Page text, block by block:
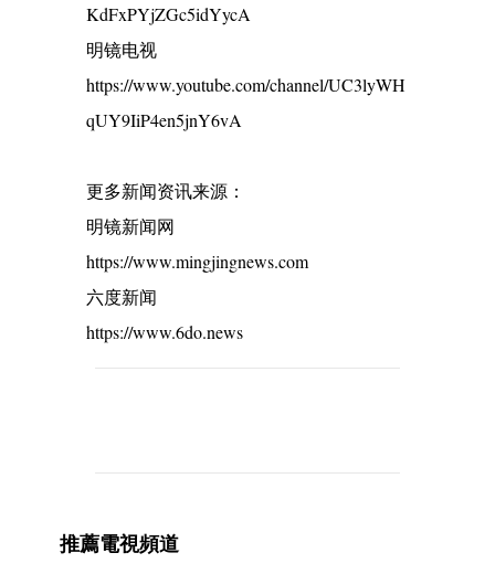
KdFxPYjZGc5idYycA
明镜电视
https://www.youtube.com/channel/UC3lyWH
qUY9IiP4en5jnY6vA
更多新闻资讯来源：
明镜新闻网
https://www.mingjingnews.com
六度新闻
https://www.6do.news
n
推薦電視頻道